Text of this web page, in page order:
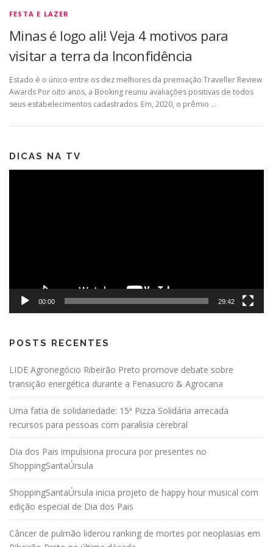
FESTA E LAZER
Minas é logo ali! Veja 4 motivos para
visitar a terra da Inconfidência
Estado é o único entre os dez melhores da premiação Traveller Review
Awards Por oito anos, a Booking reuniu avaliações positivas de todos
seus estabelecimentos cadastrados. Em, 2020, o prêmio …
DICAS NA TV
00:00 29:42
POSTS RECENTES
LIDE Agronegócio Ribeirão Preto promove debate sobre
transição energética durante a Fenasucro & Agrocana
Uma fatia de solidariedade: 15ª Pizza Solidária arrecada
recursos para pessoas com paralisia cerebral
Dia dos Pais impulsiona procura por presentes no
ShoppingSantaÚrsula
ShoppingSantaÚrsula inicia projeto de happy hour musical com
edição especial de Dia dos Pais
Câncer de pulmão liderou ranking de mortes por neoplasias em